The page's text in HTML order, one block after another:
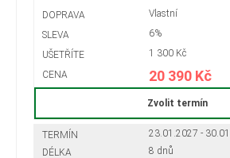
Vlastní
6%
1 300 Kč
20 390 Kč
Zvolit termín
23.01.2027 -
8 dnů